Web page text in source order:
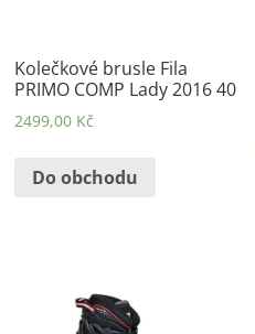
Kolečkové brusle Fila
PRIMO COMP Lady 2016 40
2499,00 Kč
Do obchodu